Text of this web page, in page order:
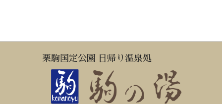
栗駒国定公園 日帰り温泉処